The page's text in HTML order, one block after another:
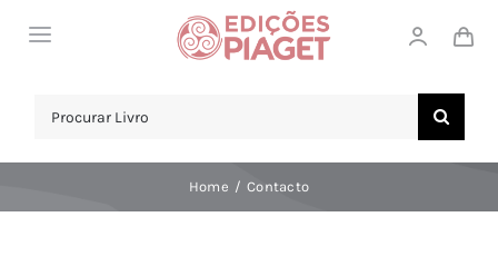
Toggle
Search
Home Contacto